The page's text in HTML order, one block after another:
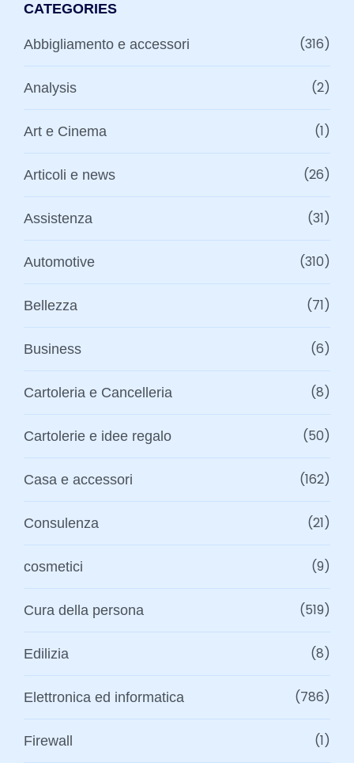
CATEGORIES
Abbigliamento e accessori (316)
Analysis (2)
Art e Cinema (1)
Articoli e news (26)
Assistenza (31)
Automotive (310)
Bellezza (71)
Business (6)
Cartoleria e Cancelleria (8)
Cartolerie e idee regalo (50)
Casa e accessori (162)
Consulenza (21)
cosmetici (9)
Cura della persona (519)
Edilizia (8)
Elettronica ed informatica (786)
Firewall (1)